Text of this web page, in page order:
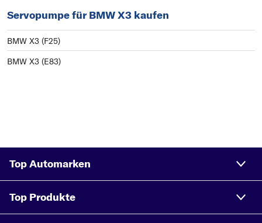
Servopumpe für BMW X3 kaufen
BMW X3 (F25)
BMW X3 (E83)
Top Automarken
Top Produkte